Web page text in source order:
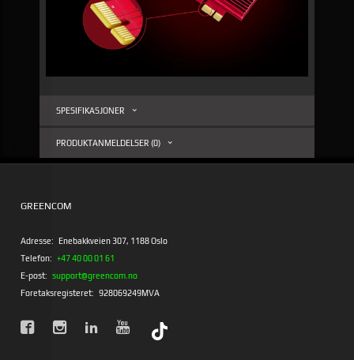
SPESIFIKASJONER
PRODUKTANMELDELSER (0)
GREENCOM
Adresse:
Enebakkveien 307, 1188 Oslo
Telefon: +47 40 00 01 61
E-post: support@greencom.no
Foretaksregisteret: 928069249MVA